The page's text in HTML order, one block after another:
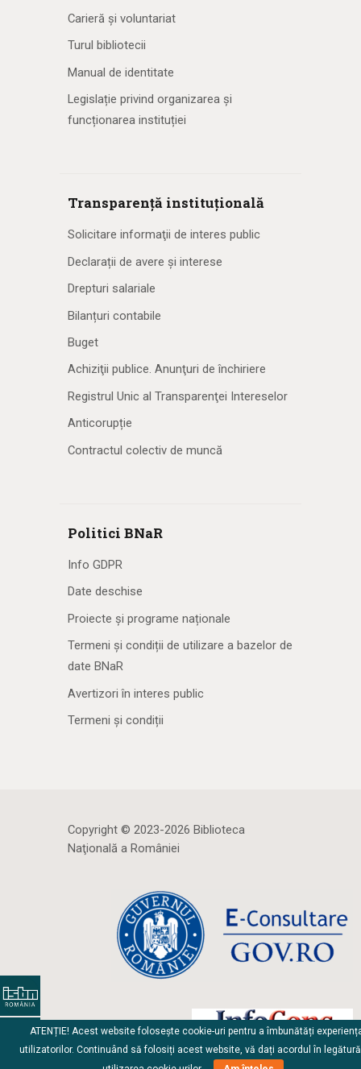
Carieră și voluntariat
Turul bibliotecii
Manual de identitate
Legislație privind organizarea și
funcționarea instituției
Transparență instituțională
Solicitare informaţii de interes public
Declarații de avere și interese
Drepturi salariale
Bilanțuri contabile
Buget
Achiziţii publice. Anunţuri de închiriere
Registrul Unic al Transparenţei Intereselor
Anticorupție
Contractul colectiv de muncă
Politici BNaR
Info GDPR
Date deschise
Proiecte și programe naționale
Termeni și condiții de utilizare a bazelor de
date BNaR
Avertizori în interes public
Termeni și condiții
Copyright © 2023-2026 Biblioteca
Naţională a României
ATENȚIE! Acest website folosește cookie-uri pentru a îmbunătăți
utilizatorilor. Continuând să folosiți acest website, vă dați acordul în